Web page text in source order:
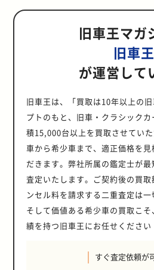
から『BMW MAGAZINE』をもらっ
ていなければ、あるいは他の号をも
らっていたとしたら……。私が『ダ
カールイエローのBMW M3』を手に
入れることもなかったかもしれませ
ん。 BMW M3を買うと決めたのは
20代のときですか？ そうです。ゴル
ですが、エアコンが壊れてしまいま
ろ、修理代に30万円掛かることが分
かったんです。 そこまでエアコンの
修理代に費やすなら乗り換えようと
911 カレラ2(964)と、ダカールイエ
ローのBMW M3だったんです。 ポル
シェ911も欲しいけれど、買うこと
ができたとして、維持する自信がな
い……。それならば、ということで
「ダカールイエローのBMW M3、サ
ションサイトをチェックしてもらっ
MG-
んじ
カー
た
がカ
たた
れほ
現在
ター
って
れだ
親に
るク
少し
いも
った
ます。 あと50万円くらい出せれば、
911Tではなく911Sに手が届いた時
代です。このころ、私は23、4歳で
万円がどうしても捻出できなかった
んですが…。 この911T、エンジン
の調子は良かったものの、見た目も
ました。 いまにして思えばハズレの
個体でしたね。それでも6年〜7年ほ
ど所有したあと1968年式ポルシェ
912に乗り換えました。 912を所有
していたときに結婚してマンション
住まいとなり、青空駐車で雨ざらし
になるのが忍びなくて手放しまし
た。 それから10年くらい経ったこ
ろ、両親が高齢になり、所有してい
屋根付きの駐車スペースが確保でき
たんです。 久しぶりに古いポルシェ
この356Cに乗っていたときにさまざ
京モ
GT-
って
品さ
なか
販さ
めま
に
遣い
です
覚えてい
って
かっ
日は
行き
空で
憶が
います。 奇しくも、3台ともトヨタ
車ですね 叔父が自衛官で「車輌器材
隊」という、クルマ関連の整備の仕
事に就いていました。その叔父がト
ヨタ党で、常々「クルマを買うなら
トヨタ車だ。いいかトヨタ車だぞ」
っていわれ続けたことが影響してい
ろ、運転免許を取得したときに憧れ
たクルマもトヨタ ソアラ(2代目)で
レードだった3.0GTリミテッドが憧
れの存在でしたね。中古車でも300
万円オーバーの時代でしたから、当
でした。いうまでもなく、スカイラ
インGT-R(R32型)なんてとてもとて
も…。 愛車であるチェイサー ツア
ラーVの存在を知ったきっかけを教
えてください 先代モデルにあたる
ーツグレードにあたる「ツアラー」
のデザインに強く惹かれていまし
って
的な組
り換
うと
の
ング
モデ
スポ
も考
でハ
に入
は6
カロ
気づ
まっ
で最
とが
で、書店の自動車コーナーはいつも
人がいっぱいで、さまざまな雑誌が
山積みになっていた記憶がありま
でも特にドイツ車に興味を持ちまし
た。 そのきっかけは、1990年4月～
レビ番組。 高級チューンドカー大会
という特集でABTアウディ90、
BMW525シュニッツァーコンプリー
ト、ポルシェ911964）ゲンバラコ
ンプリート、メルセデス・ベンツ
500SLAMGコンプリートを、所ジョ
ージさんと夏木陽介さんが乗り比べ
るという内容でした。 このとき、夏
木陽介さんが「メルセデスは床が厚
い」とおっしゃっていたことが強く
いう意味なんだろう」と興味を持っ
シェに興味を持ったのも同じ頃でし
た。 所ジョージさんが監修したアメ
ち
ル
にも
だ･･
メイ
上げ
るマ
CUP
付：
グ
･･･
い･･
びりも
ース
クス
変更
ア
ーナーもあり、観光で川越を訪れた
人もふらりと立ち寄れるのが魅力。
「GTroman」でお馴染みの西風先
生のサイン会も開かれた。 ■B：大
正浪漫夢通り＆連雀町繁栄会エリア
中小企業庁の「がんばる商店街77
店街のひとつでもある大正浪漫夢通
り＆連雀町繁栄会エリアには、イギ
リス車やイタリア車を中心に展示し
た。 鯉のぼりが5月18日まで掲揚さ
けでなく、偶然立ち寄った観光客も
撮影せずにはいられないほどの光景
が広がっていた。 個人的にはここが
になったエリアに感じた。なかには
スケッチブックを片手に絵を描いて
いるギャラリーもいた。また、丸徳
商会ブースでは全日本ラリー選手権
が特別展示され、こちらも注目を集
めていた。 ■C：コエトコエリア 大
カー
自動
ェ)：
体・
車両
売
クラ
のコ
数も
張メ
用し
ト初
着い
し、
列が
の熱
に合
回
だけに説得力がある。 では実際に
「旧車に乗るには果たして『覚悟』
がいる」のだろうか。7つの理由を
元にひもといていきたい。 ■理由
ネオクラシックカーと呼ばれるクル
マも含めて、もう数十年も前に生産
までもなく、純正部品もはるか以前
ていて当然と思った方がいい。一部
の輸入車、そして日本車メーカーも
絶版車の純正部品の再生産を行って
いるが、特定のモデルにスポットラ
イトが当たっているような状況で、
ほとんどのモデルの部品はネットオ
ークションなどを駆使して入手する
しかない。 国内専用モデルとして販
売された国産旧車およびネオクラシ
ックカーよりも、世界各国に輸出さ
のモデルはリプロパーツが出回って
ラカ
貌し
不動
でき
いこ
れな
ッシ
だと
後に
トア
氏に取
は「
て
あと
状況
P34
いま
旧車王マガ
旧車王
が運営して
旧車王は、「買取は10年以上の
プトのもと、旧車・クラシック
積15,000台以上を買取させてい
車から希少車まで、適正価格を
だきます。弊社所属の鑑定士が
査定いたします。ご契約後の買
ンセル料を請求する二重査定は
そして価値ある希少車の買取こ
績を持つ旧車王にお任せください
すぐ査定依頼が